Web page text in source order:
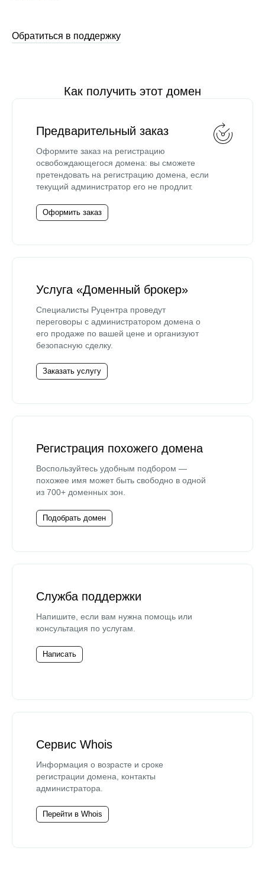
Обратиться в поддержку
Как получить этот домен
Предварительный заказ
Оформите заказ на регистрацию
освобождающегося домена: вы сможете
претендовать на регистрацию домена, если
текущий администратор его не продлит.
Оформить заказ
Услуга «Доменный брокер»
Специалисты Руцентра проведут
переговоры с администратором домена о
его продаже по вашей цене и организуют
безопасную сделку.
Заказать услугу
Регистрация похожего домена
Воспользуйтесь удобным подбором —
похожее имя может быть свободно в одной
из 700+ доменных зон.
Подобрать домен
Служба поддержки
Напишите, если вам нужна помощь или
консультация по услугам.
Написать
Сервис Whois
Информация о возрасте и сроке
регистрации домена, контакты
администратора.
Перейти в Whois